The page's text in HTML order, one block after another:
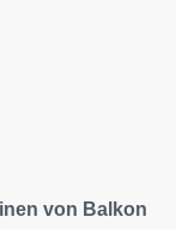
von Balkon